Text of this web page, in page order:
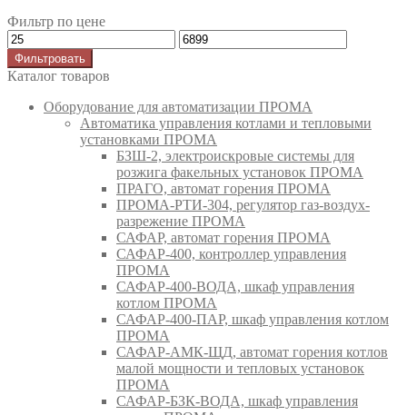
Фильтр по цене
Фильтровать
Каталог товаров
Оборудование для автоматизации ПРОМА
Автоматика управления котлами и тепловыми
установками ПРОМА
БЗШ-2, электроискровые системы для
розжига факельных установок ПРОМА
ПРАГО, автомат горения ПРОМА
ПРОМА-РТИ-304, регулятор газ-воздух-
разрежение ПРОМА
САФАР, автомат горения ПРОМА
САФАР-400, контроллер управления
ПРОМА
САФАР-400-ВОДА, шкаф управления
котлом ПРОМА
САФАР-400-ПАР, шкаф управления котлом
ПРОМА
САФАР-АМК-ЩД, автомат горения котлов
малой мощности и тепловых установок
ПРОМА
САФАР-БЗК-ВОДА, шкаф управления